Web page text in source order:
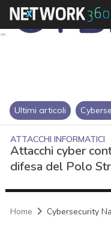
Ultimi articoli
ATTACCHI INFORMATICI
Attacchi cyber
difesa del Polo
Home Cybersecurity